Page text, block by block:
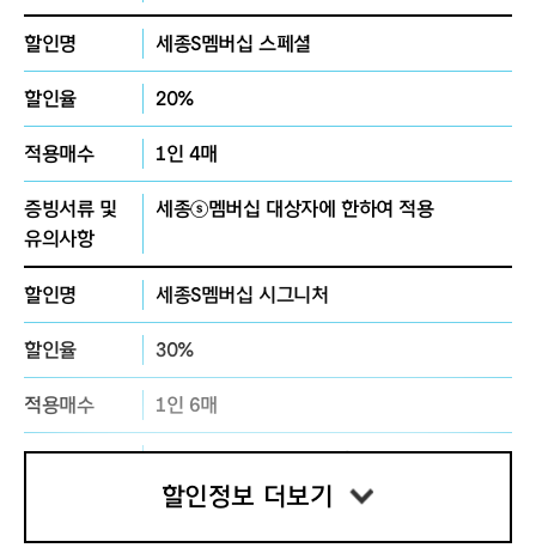
콩쿨 우승,
독일Elise Meyer국제 피아노 콩쿨3위 외 다수 상
위 입상
*세종대 및 동 대학원
*현재:서울시립대,충남대,충북예고 출강
하일렌 성악 앙상블 전속반주자,아크 피아노 콰르
텟 멤버
Violin백유진
고등학교 졸업
할인명 세종S멤버십 스페셜
할인율 20%
적용매수 1인 4매
증빙서류 및
유의사항
세종ⓢ멤버십 대상자에 한하여 적용
할인명 세종S멤버십 시그니처
할인율 30%
적용매수 1인 6매
증빙서류 및
세종ⓢ멤버십 대상자에 한하여 적용
할인명 장애인(1~3급)
할인정보 더보기